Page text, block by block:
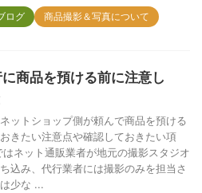
ログ 商品撮影＆写真について
商品を預ける前に注意し
ットショップ側が頼んで商品を預ける
きたい注意点や確認しておきたい項
はネット通販業者が地元の撮影スタジオ
込み、代行業者には撮影のみを担当さ
少な ...